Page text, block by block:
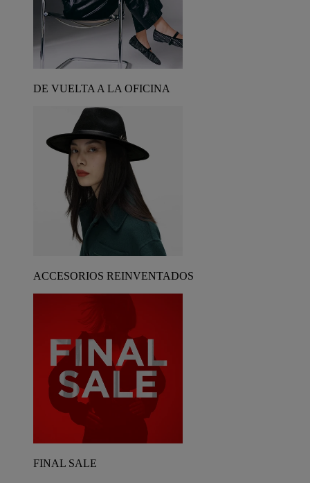
DE VUELTA A LA OFICINA
ACCESORIOS REINVENTADOS
FINAL SALE